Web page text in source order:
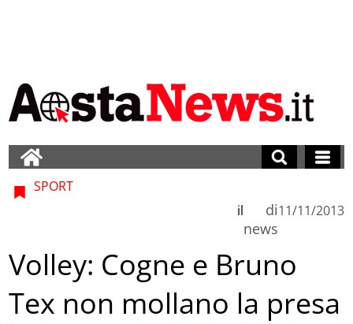
SPORT
di
news
il 11/11/2013
Volley: Cogne e Bruno
Tex non mollano la presa